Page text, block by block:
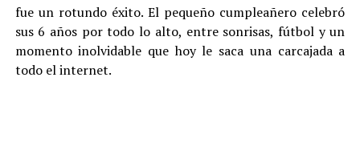
fue un rotundo éxito. El pequeño cumpleañero celebró
sus 6 años por todo lo alto, entre sonrisas, fútbol y un
momento inolvidable que hoy le saca una carcajada a
todo el internet.